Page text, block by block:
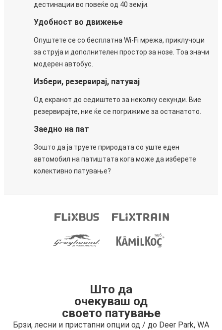
дестинации во повеќе од 40 земји.
Удобност во движење
Опуштете се со бесплатна Wi-Fi мрежа, приклучоци
за струја и дополнителен простор за нозе. Тоа значи
модерен автобус.
Избери, резервирај, патувај
Од екранот до седиштето за неколку секунди. Вие
резервирајте, ние ќе се погрижиме за останатото.
Заедно на пат
Зошто да ја труете природата со уште еден
автомобил на патиштата кога може да изберете
колективно патување?
Што да
очекуваш од
своето патување
Брзи, лесни и пристапни опции од / до Deer Park, WA